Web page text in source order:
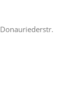
Donauriederstr.